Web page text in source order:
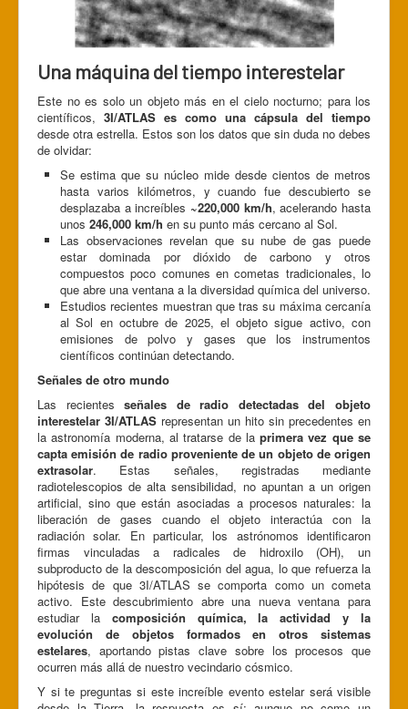
Una máquina del tiempo interestelar
Este no es solo un objeto más en el cielo nocturno; para los
científicos, 3I/ATLAS es como una cápsula del tiempo
desde otra estrella. Estos son los datos que sin duda no debes
de olvidar:
Se estima que su núcleo mide desde cientos de metros
hasta varios kilómetros, y cuando fue descubierto se
desplazaba a increíbles ~220,000 km/h, acelerando hasta
unos 246,000 km/h en su punto más cercano al Sol.
Las observaciones revelan que su nube de gas puede
estar dominada por dióxido de carbono y otros
compuestos poco comunes en cometas tradicionales, lo
que abre una ventana a la diversidad química del universo.
Estudios recientes muestran que tras su máxima cercanía
al Sol en octubre de 2025, el objeto sigue activo, con
emisiones de polvo y gases que los instrumentos
científicos continúan detectando.
Señales de otro mundo
Las recientesseñales de radio detectadas del objeto
interestelar 3I/ATLAS representan un hito sin precedentes en
la astronomía moderna, al tratarse de laprimera vez que se
capta emisión de radio proveniente de un objeto de origen
extrasolar. Estas señales, registradas mediante
radiotelescopios de alta sensibilidad, no apuntan a un origen
artificial, sino que están asociadas a procesos naturales: la
liberación de gases cuando el objeto interactúa con la
radiación solar. En particular, los astrónomos identificaron
firmas vinculadas a radicales de hidroxilo (OH), un
subproducto de la descomposición del agua, lo que refuerza la
hipótesis de que 3I/ATLAS se comporta como un cometa
activo. Este descubrimiento abre una nueva ventana para
estudiar la composición química, la actividad y la
evolución de objetos formados en otros sistemas
estelares, aportando pistas clave sobre los procesos que
ocurren más allá de nuestro vecindario cósmico.
Y si te preguntas si este increíble evento estelar será visible